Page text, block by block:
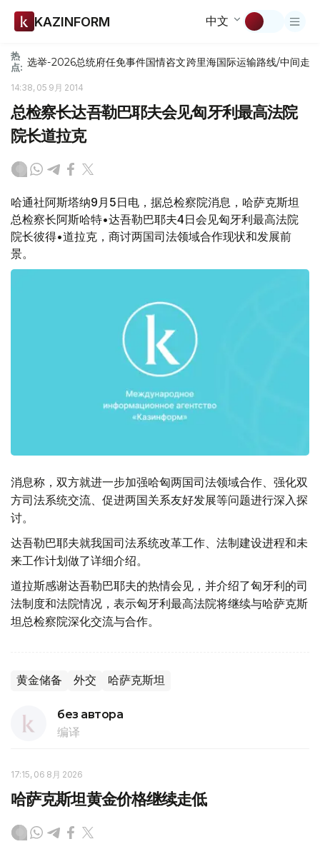
KAZINFORM 中文
热
点: 选举-2026总统府任免事件国情咨文跨里海国际运输路线/中间走廊
14:38, 05 9月 2014
总检察长达吾勒巴耶夫会见匈牙利最高法院
院长道拉克
哈通社阿斯塔纳9月5日电，据总检察院消息，哈萨克斯坦
总检察长阿斯哈特•达吾勒巴耶夫4日会见匈牙利最高法院
院长彼得•道拉克，商讨两国司法领域合作现状和发展前
景。
消息称，双方就进一步加强哈匈两国司法领域合作、强化双
方司法系统交流、促进两国关系友好发展等问题进行深入探
讨。
达吾勒巴耶夫就我国司法系统改革工作、法制建设进程和未
来工作计划做了详细介绍。
道拉斯感谢达吾勒巴耶夫的热情会见，并介绍了匈牙利的司
法制度和法院情况，表示匈牙利最高法院将继续与哈萨克斯
坦总检察院深化交流与合作。
黄金储备 外交 哈萨克斯坦
без автора
编译
17:15, 06 8月 2026
哈萨克斯坦黄金价格继续走低